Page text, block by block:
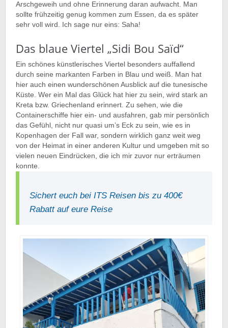
Arschgeweih und ohne Erinnerung daran aufwacht. Man
sollte frühzeitig genug kommen zum Essen, da es später
sehr voll wird. Ich sage nur eins: Saha!
Das blaue Viertel „Sidi Bou Saïd“
Ein schönes künstlerisches Viertel besonders auffallend
durch seine markanten Farben in Blau und weiß. Man hat
hier auch einen wunderschönen Ausblick auf die tunesische
Küste. Wer ein Mal das Glück hat hier zu sein, wird stark an
Kreta bzw. Griechenland erinnert. Zu sehen, wie die
Containerschiffe hier ein- und ausfahren, gab mir persönlich
das Gefühl, nicht nur quasi um’s Eck zu sein, wie es in
Kopenhagen der Fall war, sondern wirklich ganz weit weg
von der Heimat in einer anderen Kultur und umgeben mit so
vielen neuen Eindrücken, die ich mir zuvor nur erträumen
konnte.
Sichert euch bei ITS Reisen bis zu 400€
Rabatt auf eure Reise